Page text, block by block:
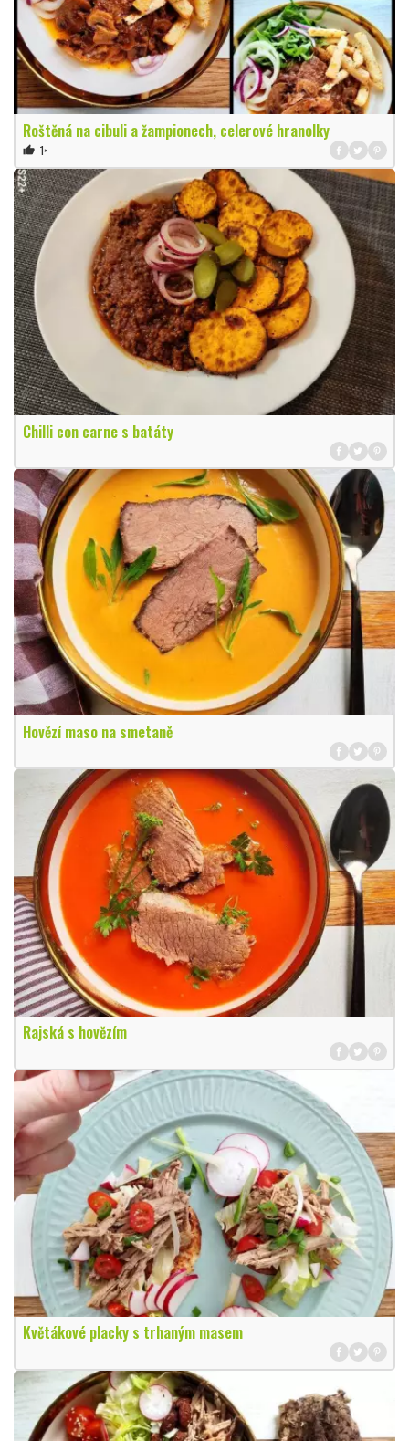
Roštěná na cibuli a žampionech, celerové hranolky
thumb_up 1×
Chilli con carne s batáty
Hovězí maso na smetaně
Rajská s hovězím
Květákové placky s trhaným masem